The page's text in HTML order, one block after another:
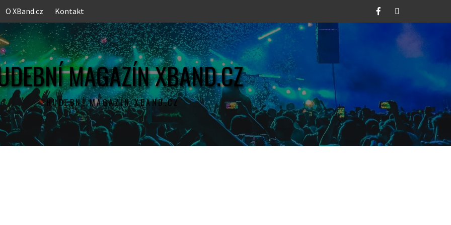
O XBand.cz Kontakt FacebookTwitter
MAGAZÍN XBAND.CZ
HUDEBNÍ MAGAZÍN XBAND.CZ